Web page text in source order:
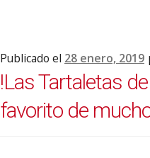
Publicado el 28 enero, 2019
!Las Tartaletas
favorito de